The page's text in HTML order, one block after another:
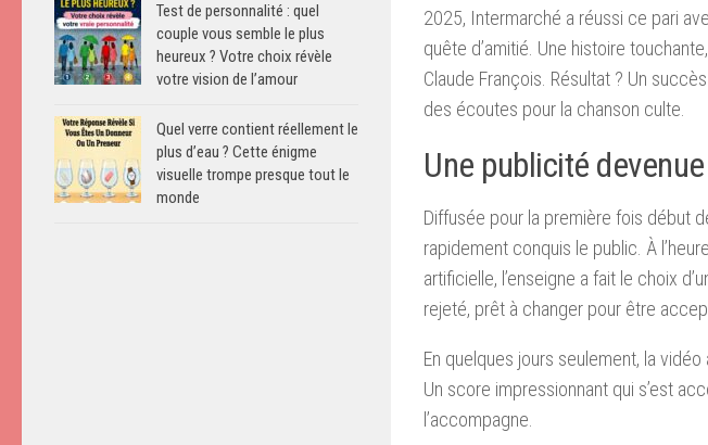
2025, Intermarché a réussi ce pari
quête d’amitié. Une histoire
Claude François. Résultat ? Un
des écoutes pour la chanson culte.
Une publicité
Diffusée pour la première fois début
rapidement conquis le public. À
artificielle, l’enseigne a fait le choix
rejeté, prêt à changer pour être
En quelques jours seulement, la
Un score impressionnant qui s’est
l’accompagne.
Test de personnalité : quel
couple vous semble le plus
heureux ? Votre choix révèle
votre vision de l’amour
Quel verre contient réellement le
plus d’eau ? Cette énigme
visuelle trompe presque tout le
monde